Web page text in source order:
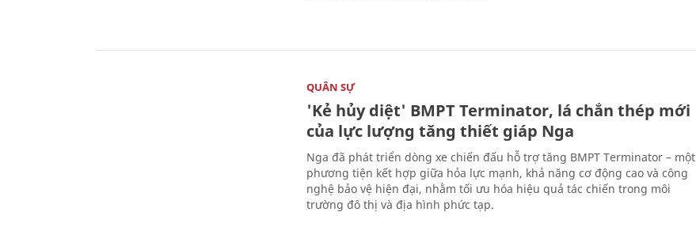
QUÂN SỰ
'Kẻ hủy diệt' BMPT Terminator, lá chắn thép mới
của lực lượng tăng thiết giáp Nga
Nga đã phát triển dòng xe chiến đấu hỗ trợ tăng BMPT Terminator – một
phương tiện kết hợp giữa hỏa lực mạnh, khả năng cơ động cao và công
nghệ bảo vệ hiện đại, nhằm tối ưu hóa hiệu quả tác chiến trong môi
trường đô thị và địa hình phức tạp.